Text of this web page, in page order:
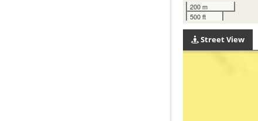
200 m
500 ft
Street View